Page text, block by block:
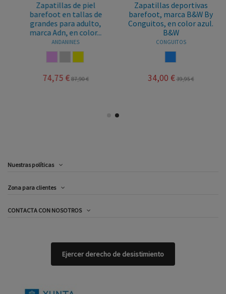
Zapatillas de piel
barefoot en tallas de
grandes para adulto,
marca Adn, en color...
ANDANINES
74,75 € 87,90 €
Zapatillas deportivas
barefoot, marca B&W By
Conguitos, en color azul.
B&W
CONGUITOS
34,00 € 39,95 €
Nuestras políticas
Zona para clientes
CONTACTA CON NOSOTROS
Ejercer derecho de desistimiento